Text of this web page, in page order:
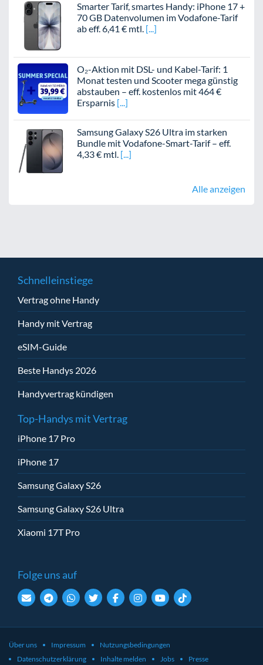
Smarter Tarif, smartes Handy: iPhone 17 +
70 GB Datenvolumen im Vodafone-Tarif
ab eff. 6,41 € mtl.
O₂-Aktion mit DSL- und Kabel-Tarif: 1
Monat testen und Scooter mega günstig
abstauben – eff. kostenlos mit 464 €
Ersparnis
Samsung Galaxy S26 Ultra im starken
Bundle mit Vodafone-Smart-Tarif – eff.
4,33 € mtl.
Alle anzeigen
Schnelleinstiege
Vertrag ohne Handy
Handy mit Vertrag
eSIM-Guide
Beste Handys 2026
Handyvertrag kündigen
Top-Handys mit Vertrag
iPhone 17 Pro
iPhone 17
Samsung Galaxy S26
Samsung Galaxy S26 Ultra
Xiaomi 17T Pro
Folge uns auf
Über uns Impressum
Nutzungsbedingungen
Datenschutzerklärung
Inhalte melden Jobs Presse